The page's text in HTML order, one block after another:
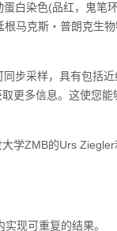
白染色(品红，鬼笔
马克斯・普朗克生
步采样，具有包括
更多信息。这使您
学ZMB的Urs Ziegler
现可重复的结果。